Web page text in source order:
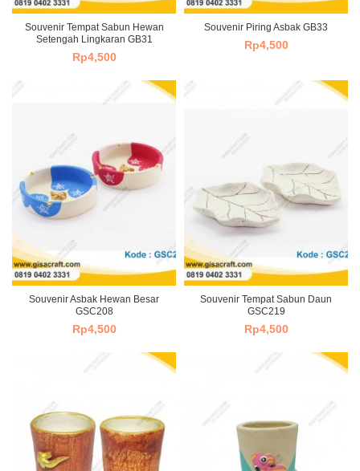
Souvenir Tempat Sabun Hewan
Setengah Lingkaran GB31
Rp4,500
Souvenir Piring Asbak GB33
Rp4,500
Souvenir Asbak Hewan Besar
GSC208
Rp4,500
Souvenir Tempat Sabun Daun
GSC219
Rp4,500